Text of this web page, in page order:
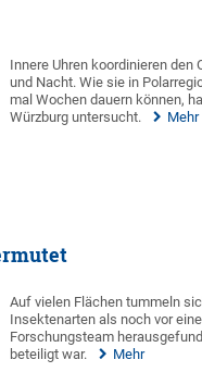
Innere Uhren koordinieren
und Nacht. Wie sie in
mal Wochen dauern können,
Würzburg untersucht.
Mehr
Auf vielen Flächen tummeln
Insektenarten als noch vor
Forschungsteam
beteiligt war.
Mehr